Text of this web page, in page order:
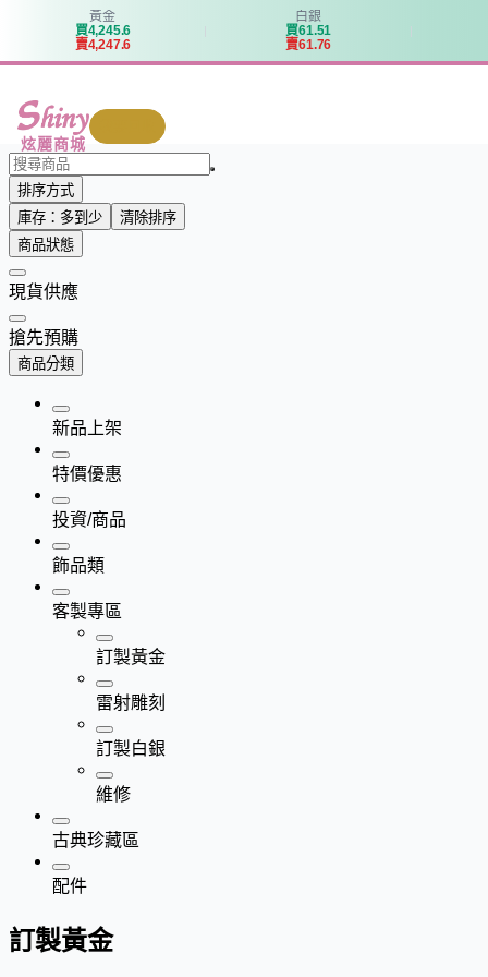
黃金
買4,245.6
賣4,247.6
白銀
買61.51
賣61.76
炫麗商城
排序方式
庫存：多到少
清除排序
商品狀態
現貨供應
搶先預購
商品分類
新品上架
特價優惠
投資/商品
飾品類
客製專區
訂製黃金
雷射雕刻
訂製白銀
維修
古典珍藏區
配件
訂製黃金